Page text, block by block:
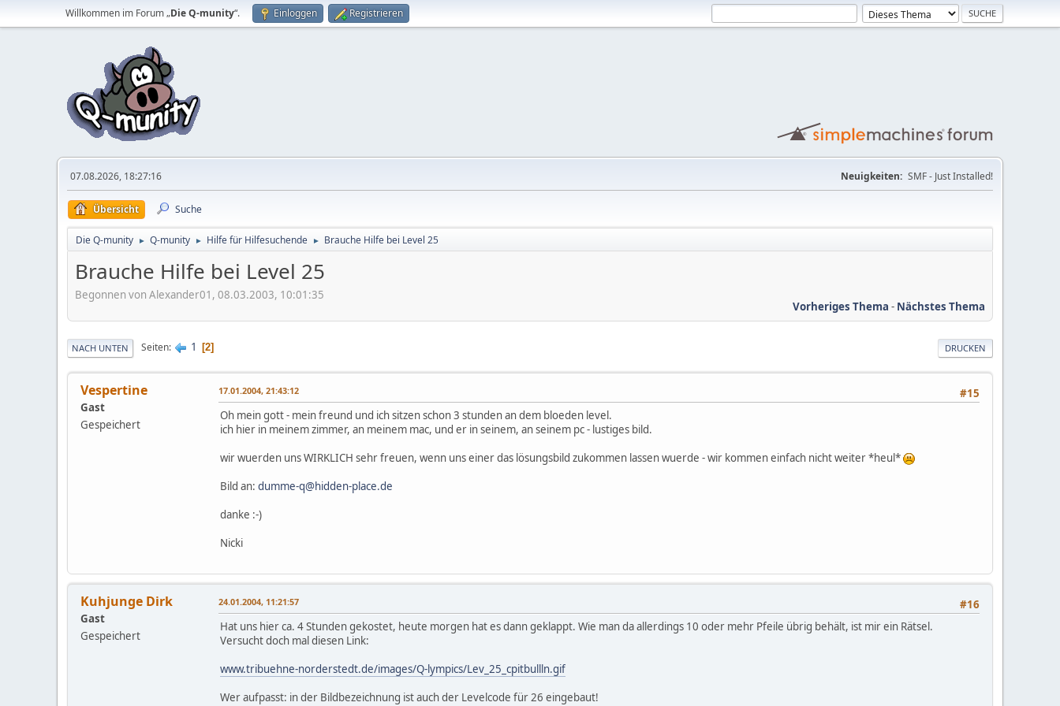
Willkommen im Forum „Die Q-munity“. Einloggen Registrieren
07.08.2026, 18:27:16 Neuigkeiten: SMF - Just Installed!
Übersicht Suche
Die Q-munity ► Q-munity ► Hilfe für Hilfesuchende ► Brauche Hilfe bei Level 25
Brauche Hilfe bei Level 25
Begonnen von Alexander01, 08.03.2003, 10:01:35
Vorheriges Thema - Nächstes Thema
DRUCKEN
NACH UNTEN Seiten 1 2
Vespertine
Gast
Gespeichert
#15
17.01.2004, 21:43:12
Oh mein gott - mein freund und ich sitzen schon 3 stunden an dem bloeden level.
ich hier in meinem zimmer, an meinem mac, und er in seinem, an seinem pc - lustiges bild.
wir wuerden uns WIRKLICH sehr freuen, wenn uns einer das lösungsbild zukommen lassen wuerde - wir kommen einfach nicht weiter *heul*
Bild an: dumme-q@hidden-place.de
danke :-)
Nicki
Kuhjunge Dirk
Gast
Gespeichert
#16
24.01.2004, 11:21:57
Hat uns hier ca. 4 Stunden gekostet, heute morgen hat es dann geklappt. Wie man da allerdings 10 oder mehr Pfeile übrig behält, ist mir ein Rätsel.
Versucht doch mal diesen Link:
www.tribuehne-norderstedt.de/images/Q-lympics/Lev_25_cpitbullln.gif
Wer aufpasst: in der Bildbezeichnung ist auch der Levelcode für 26 eingebaut!